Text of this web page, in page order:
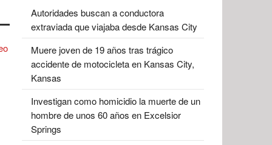
Autoridades buscan a conductora
extraviada que viajaba desde Kansas City
Muere joven de 19 años tras trágico
accidente de motocicleta en Kansas City,
Kansas
Investigan como homicidio la muerte de un
hombre de unos 60 años en Excelsior
Springs